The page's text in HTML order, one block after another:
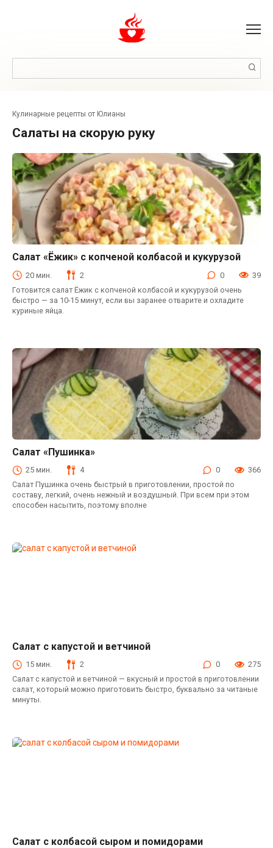
Кулинарные рецепты от Юлианы
салаты на скорую руку
Салат «Ёжик» с копченой колбасой и кукурузой
20 мин. 2 0
39
Готовится салат Ёжик с копченой колбасой и кукурузой очень
быстро — за 10-15 минут, если вы заранее отварите и охладите
куриные яйца.
Простые салаты
Салат «Пушинка»
25 мин. 4 0
366
Салат Пушинка очень быстрый в приготовлении, простой по
составу, легкий, очень нежный и воздушный. При всем при этом
способен насытить, поэтому вполне
Салаты из свежей капусты
Салат с капустой и ветчиной
15 мин. 2 0
275
Салат с капустой и ветчиной — вкусный и простой в приготовлении
салат, который можно приготовить быстро, буквально за читаные
минуты.
Салат с колбасой сыром и помидорами